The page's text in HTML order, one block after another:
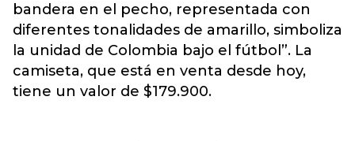
bandera en el pecho, representada con
diferentes tonalidades de amarillo, simboliza
la unidad de Colombia bajo el fútbol”. La
camiseta, que está en venta desde hoy,
tiene un valor de $179.900.